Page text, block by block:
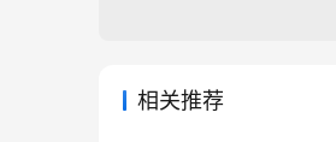
相关推荐